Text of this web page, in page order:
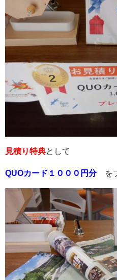
見積り特典として
QUOカード１０００円分をプ